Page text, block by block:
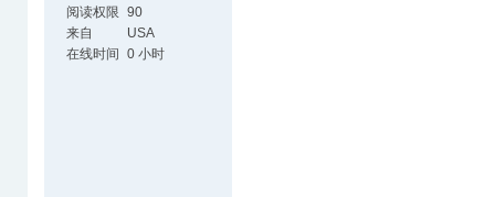
阅读权限 90
来自
USA
在线时间
0 小时